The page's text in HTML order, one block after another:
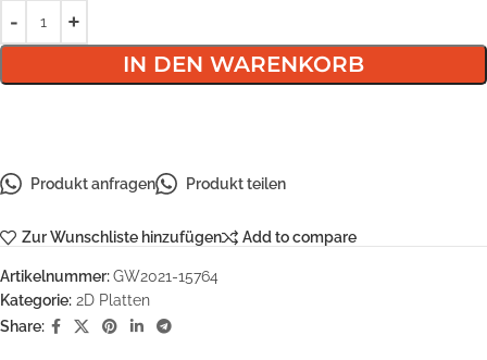
IN DEN WARENKORB
Produkt anfragen Produkt teilen
Zur Wunschliste hinzufügen Add to compare
Artikelnummer:GW2021-15764
Kategorie: 2D Platten
Share: